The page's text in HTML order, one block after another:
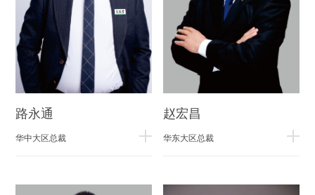
路永通
华中大区总裁
赵宏昌
华东大区总裁